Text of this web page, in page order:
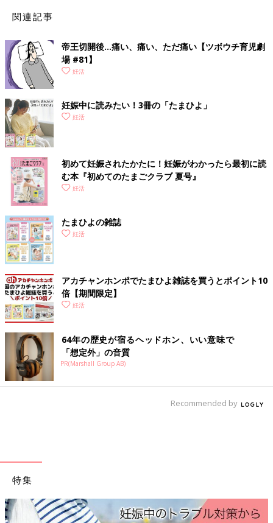
夜や休日だと料金がプラスされるって、知らなかった！
（3 1歳・北海道・専業主婦）
育児グッズにお金がかかるのにもらえるお金の支給が遅
い！
出産育児一時金は出産後に請求。もらえるまで時間がかかるとは
聞いていましたが、支給されたのはなんと3ヶ月後。こんなに遅
いとは思っておらず、貯金は減るばかりでした。
ベビーカーや抱っこひもは高いし、おむつやミルクなど日々の消
耗品にも、とにかくお金がかかるんです。
（35歳・千葉県・会社員）
妊娠・出産・育児でもらえるお金、知ってて得！ 知
らなくて損！
予想外の出費の多い妊娠・出産。
先輩ママに成功と失敗、それぞれの体験談を聞いてみました。
5500円分のマタニティパスがもらえて何かと助かった！
妊娠したら自治体から5500円分の交通系ICカード「マタニティ
パス」がもらえました。電車やバス、タクシー、こまごまとした
買い物に使えて助かりました。
母子健康手帳を持参して、自分で申請しないといけないので忘れ
子どもが生まれたら、健康保険から支給される出産育児一時金は
私の場合、会社からもお祝い金がもらえましたが、驚いたのは
「町内会」からもお祝い金をもらえたこと。
関連記事
帝王切開後…痛い、痛い、ただ痛い【ツボウチ育児劇
場 #81】
妊活
妊娠中に読みたい！3冊の「たまひよ」
妊活
初めて妊娠されたかたに！妊娠がわかったら最初に読
む本『初めてのたまごクラブ 夏号』
妊活
たまひよの雑誌
妊活
アカチャンホンポでたまひよ雑誌を買うとポイント10
倍【期間限定】
妊活
64年の歴史が宿るヘッドホン、いい意味で
「想定外」の音質
PR(Marshall Group AB)
Recommended by
特集